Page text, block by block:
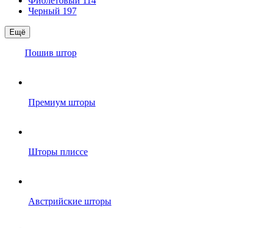
Черный 197
Ещё
Пошив штор
Премиум шторы
Шторы плиссе
Австрийские шторы